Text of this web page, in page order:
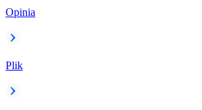
Opinia
Plik